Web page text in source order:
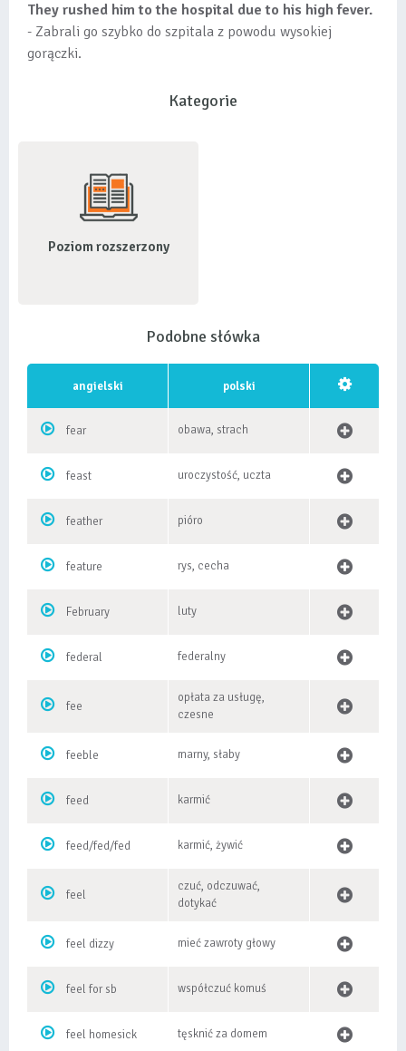
They rushed him to the hospital due to his high fever.
- Zabrali go szybko do szpitala z powodu wysokiej
gorączki.
Kategorie
Poziom rozszerzony
Podobne słówka
angielski polski
fear obawa, strach
feast uroczystość, uczta
feather pióro
feature rys, cecha
February luty
federal federalny
fee
opłata za usługę,
czesne
feeble marny, słaby
feed karmić
feed/fed/fed karmić, żywić
feel
czuć, odczuwać,
dotykać
feel dizzy mieć zawroty głowy
feel for sb współczuć komuś
feel homesick tęsknić za domem